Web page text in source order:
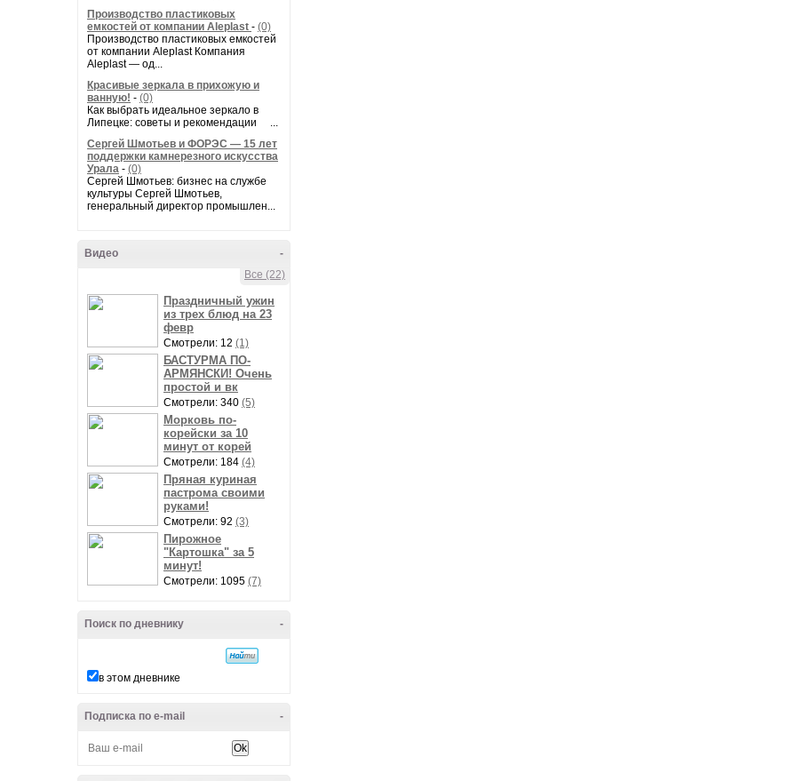
Производство пластиковых
емкостей от компании Aleplast - (0)
Производство пластиковых емкостей
от компании Aleplast Компания
Aleplast — од...
Красивые зеркала в прихожую и
ванную! - (0)
Как выбрать идеальное зеркало в
Липецке: советы и рекомендации ...
Сергей Шмотьев и ФОРЭС — 15 лет
поддержки камнерезного искусства
Урала - (0)
Сергей Шмотьев: бизнес на службе
культуры Сергей Шмотьев,
генеральный директор промышлен...
-
Видео
Все (22)
Праздничный ужин
из трех блюд на 23
февр
Смотрели: 12 (1)
БАСТУРМА ПО-
АРМЯНСКИ! Очень
простой и вк
Смотрели: 340 (5)
Морковь по-
корейски за 10
минут от корей
Смотрели: 184 (4)
Пряная куриная
пастрома своими
руками!
Смотрели: 92 (3)
Пирожное
"Картошка" за 5
минут!
Смотрели: 1095 (7)
-
Поиск по дневнику
в этом дневнике
-
Подписка по e-mail